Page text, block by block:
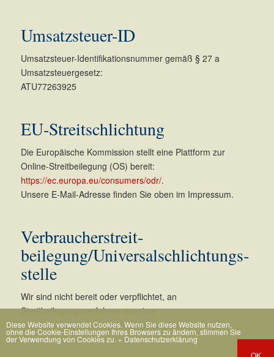
Umsatzsteuer-ID
Umsatzsteuer-Identifikationsnummer gemäß § 27 a
Umsatzsteuergesetz:
ATU77263925
EU-Streitschlichtung
Die Europäische Kommission stellt eine Plattform zur
Online-Streitbeilegung (OS) bereit:
https://ec.europa.eu/consumers/odr/.
Unsere E-Mail-Adresse finden Sie oben im Impressum.
Verbraucher­streit­
beilegung/Universal­schlichtungs­
stelle
Wir sind nicht bereit oder verpflichtet, an
Streitbeilegungsverfahren vor einer
Verbraucherschlichtungsstelle teilzunehmen.
Diese Website verwendet Cookies. Wenn Sie diese Website nutzen,
ohne die Cookie-Einstellungen Ihres Browsers zu ändern, stimmen Sie
der Verwendung von Cookies zu. » Datenschutzerklärung
OK